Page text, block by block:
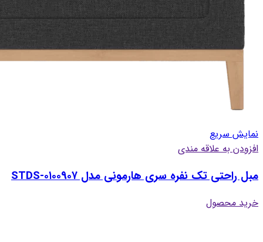
نمایش سریع
افزودن به علاقه مندی
مبل راحتی تک نفره سری هارمونی مدل STDS-۰۱۰۰۹۰۷
خرید محصول